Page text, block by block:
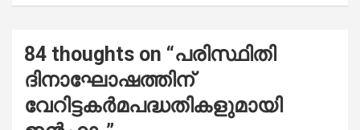
84 thoughts on “പരിസ്ഥിതി
ദിനാഘോഷത്തിന്
വേറിട്ടകര്‍മപദ്ധതികളുമായി